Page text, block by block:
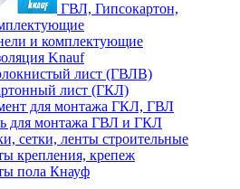
ГВЛ, Гипсокартон,
и комплектующие
Knauf
лист (ГВЛВ)
лист (ГКЛ)
для монтажа ГКЛ, ГВЛ
для монтажа ГВЛ и ГКЛ
сетки, ленты строительные
крепления, крепеж
пола Кнауф